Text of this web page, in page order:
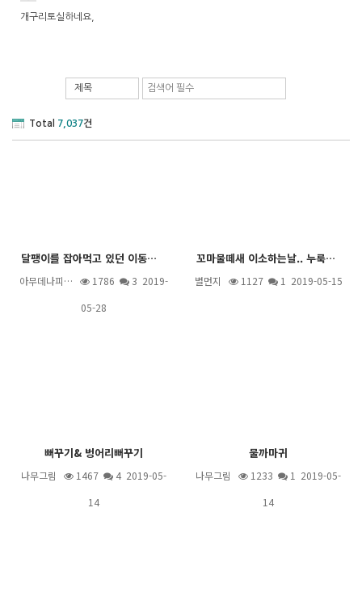
개구리토실하네요,
제목
Total 7,037건
달팽이를 잡아먹고 있던 이동물은 무었인가요.
아무데나피… 1786 3 2019-
05-28
꼬마물떼새 이소하는날.. 누룩뱀이 다가오고~~
별먼지 1127 1 2019-05-15
뻐꾸기& 벙어리뻐꾸기
나무그림 1467 42019-05-
14
물까마귀
나무그림 1233 1 2019-05-
14